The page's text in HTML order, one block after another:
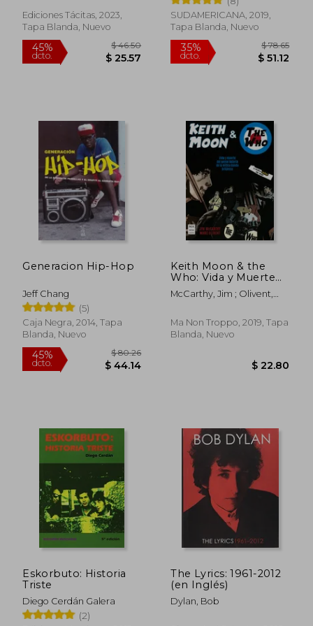
45%
dcto. $ 38.27
45%
dcto.
45% 45%
Ediciones Tácitas, 2023,
Tapa Blanda, Nuevo
SUDAMERICANA, 2019,
Tapa Blanda, Nuevo
Generacion Hip-Hop
Jeff Chang
(5)
Caja Negra, 2014, Tapa
Blanda, Nuevo
Keith Moon & the
Who: Vida y Muerte
del Genial Bateria de
la Mitica Banda
McCarthy, Jim ; Olivent,
Ma Non Troppo, 2019, Tapa
Blanda, Nuevo
Eskorbuto: Historia
Triste
Diego Cerdán Galera
(2)
The Lyrics: 1961-2012
(en Inglés)
Dylan, Bob